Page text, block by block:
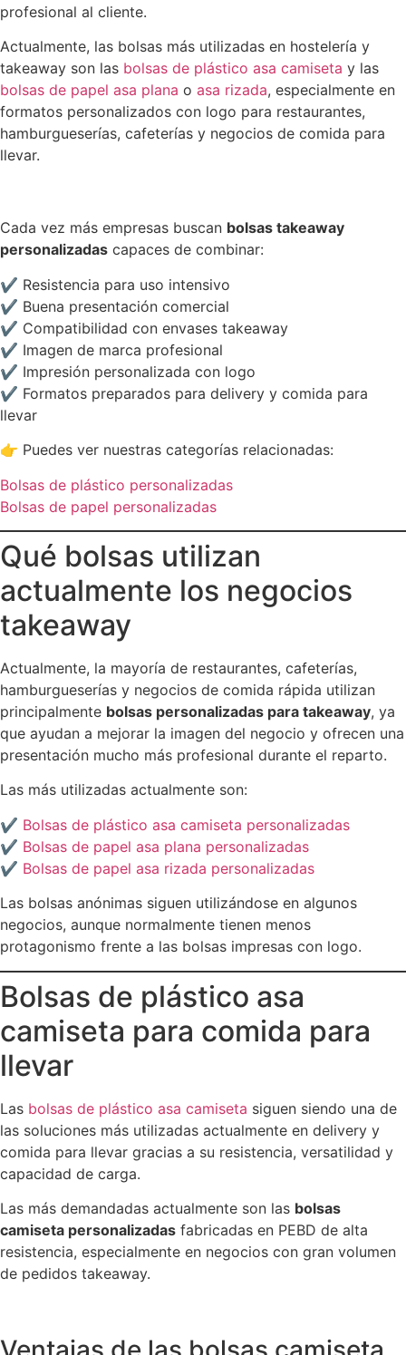
profesional al cliente.
Actualmente, las bolsas más utilizadas en hostelería y
takeaway son las bolsas de plástico asa camiseta y las
bolsas de papel asa plana o asa rizada, especialmente en
formatos personalizados con logo para restaurantes,
hamburgueserías, cafeterías y negocios de comida para
llevar.
Cada vez más empresas buscan bolsas takeaway
personalizadas capaces de combinar:
✔ Resistencia para uso intensivo
✔ Buena presentación comercial
✔ Compatibilidad con envases takeaway
✔ Imagen de marca profesional
✔ Impresión personalizada con logo
✔ Formatos preparados para delivery y comida para
llevar
👉 Puedes ver nuestras categorías relacionadas:
Bolsas de plástico personalizadas
Bolsas de papel personalizadas
Qué bolsas utilizan
actualmente los negocios
takeaway
Actualmente, la mayoría de restaurantes, cafeterías,
hamburgueserías y negocios de comida rápida utilizan
principalmente bolsas personalizadas para takeaway, ya
que ayudan a mejorar la imagen del negocio y ofrecen una
presentación mucho más profesional durante el reparto.
Las más utilizadas actualmente son:
✔ Bolsas de plástico asa camiseta personalizadas
✔ Bolsas de papel asa plana personalizadas
✔ Bolsas de papel asa rizada personalizadas
Las bolsas anónimas siguen utilizándose en algunos
negocios, aunque normalmente tienen menos
protagonismo frente a las bolsas impresas con logo.
Bolsas de plástico asa
camiseta para comida para
llevar
Las bolsas de plástico asa camiseta siguen siendo una de
las soluciones más utilizadas actualmente en delivery y
comida para llevar gracias a su resistencia, versatilidad y
capacidad de carga.
Las más demandadas actualmente son las bolsas
camiseta personalizadas fabricadas en PEBD de alta
resistencia, especialmente en negocios con gran volumen
de pedidos takeaway.